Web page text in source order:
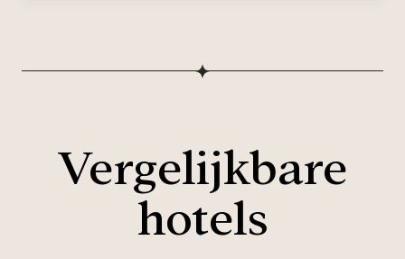
Vergelijkbare
hotels